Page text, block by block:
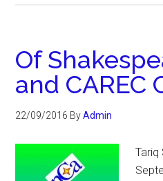
Of
and CAREC
22/09/2016 ByAdmin
Tariq